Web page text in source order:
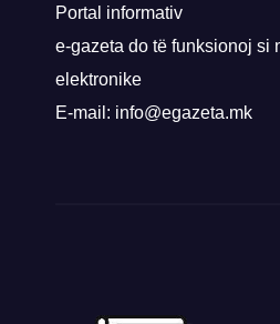
Portal informativ
e-gazeta do të funksionoj si
elektronike
E-mail: info@egazeta.mk